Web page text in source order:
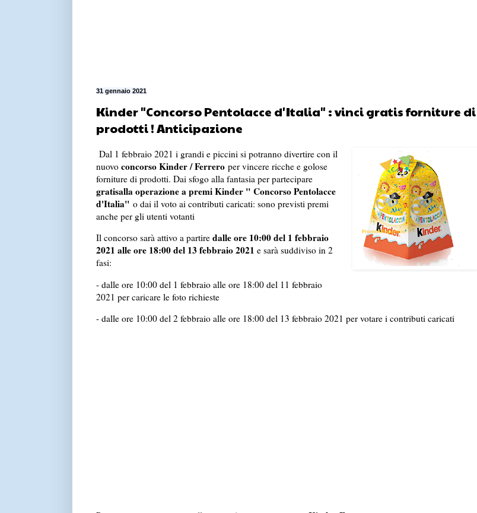
31 gennaio 2021
Kinder "Concorso Pentolacce d'Italia" : vinci gratis forniture di
prodotti ! Anticipazione
Dal 1 febbraio 2021 i grandi e piccini si potranno divertire con il
nuovo concorso Kinder / Ferreroper vincere ricche e golose
forniture di prodotti. Dai sfogo alla fantasia per partecipare
gratisalla operazione a premi Kinder " Concorso Pentolacce
d'Italia" o dai il voto ai contributi caricati: sono previsti premi
anche per gli utenti votanti
Il concorso sarà attivo a partire dalle ore 10:00 del 1 febbraio
2021 alle ore 18:00 del 13 febbraio 2021 e sarà suddiviso in 2
fasi:
- dalle ore 10:00 del 1 febbraio alle ore 18:00 del 11 febbraio
2021 per caricare le foto richieste
- dalle ore 10:00 del 2 febbraio alle ore 18:00 del 13 febbraio 2021 per votare i contributi caricati